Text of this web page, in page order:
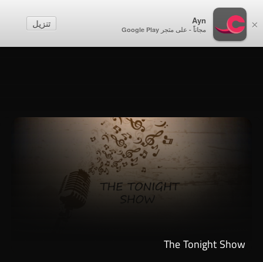
×
Ayn
مجاناً - على متجر Google Play
تنزيل
إنشاء حساب
The Tonight Show